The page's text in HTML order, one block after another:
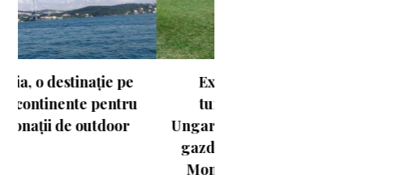
Experimentează
turismul activ în
Ungaria. Budapesta va fi
gazda Campionatului